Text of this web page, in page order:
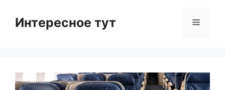
Интересное тут Menu